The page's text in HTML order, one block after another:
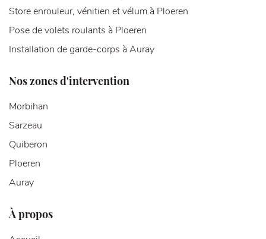
Store enrouleur, vénitien et vélum à Ploeren
Pose de volets roulants à Ploeren
Installation de garde-corps à Auray
Nos zones d'intervention
Morbihan
Sarzeau
Quiberon
Ploeren
Auray
À propos